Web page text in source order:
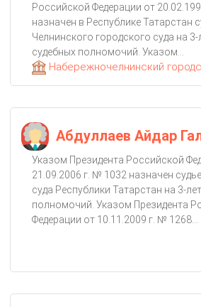
Российской Федерации от
назначен в Республике Татарстан
Челнинского городского суда на
судебных полномочий. Указом...
Набережночелнинский
Абдуллаев Айдар
Указом Президента Российской
21.09.2006 г. № 1032 назначен
суда Республики Татарстан на 3-
полномочий. Указом Президента
Федерации от 10.11.2009 г. № 1268...